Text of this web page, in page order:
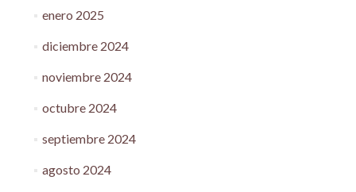
enero 2025
diciembre 2024
noviembre 2024
octubre 2024
septiembre 2024
agosto 2024